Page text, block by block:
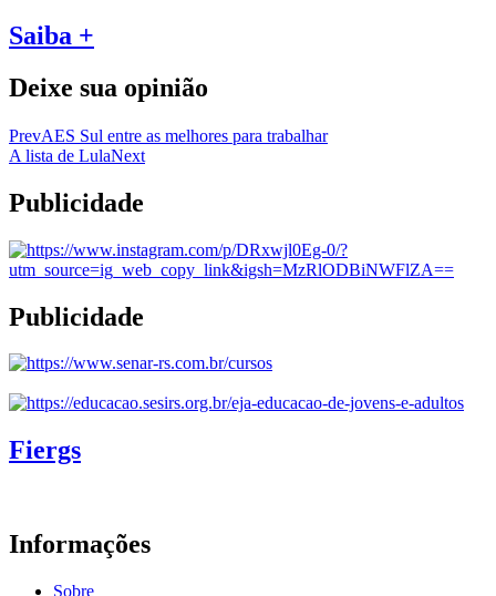
Saiba +
Deixe sua opinião
PrevAES Sul entre as melhores para trabalhar
A lista de LulaNext
Publicidade
Publicidade
Fiergs
Informações
Sobre